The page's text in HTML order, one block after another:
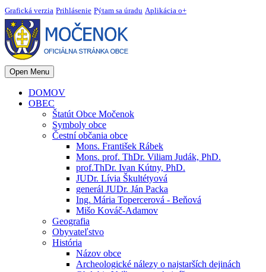
Grafická verzia Prihlásenie Pýtam sa úradu Aplikácia o+
Open Menu
DOMOV
OBEC
Štatút Obce Močenok
Symboly obce
Čestní občania obce
Mons. František Rábek
Mons. prof. ThDr. Viliam Judák, PhD.
prof.ThDr. Ivan Kútny, PhD.
JUDr. Lívia Škultétyová
generál JUDr. Ján Packa
Ing. Mária Topercerová - Beňová
Mišo Kováč-Adamov
Geografia
Obyvateľstvo
História
Názov obce
Archeologické nálezy o najstarších dejinách